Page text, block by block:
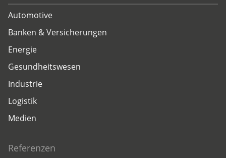
Automotive
Banken & Versicherungen
Energie
Gesundheitswesen
Industrie
Logistik
Medien
Referenzen